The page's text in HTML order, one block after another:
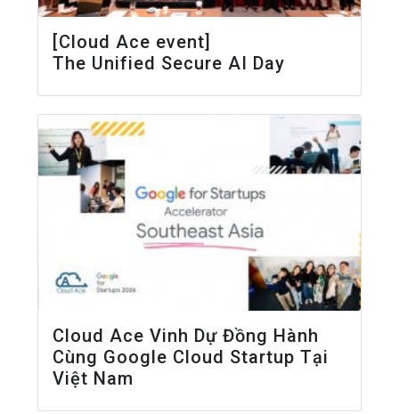
[Cloud Ace event]
The Unified Secure AI Day
Cloud Ace Vinh Dự Đồng Hành
Cùng Google Cloud Startup Tại
Việt Nam